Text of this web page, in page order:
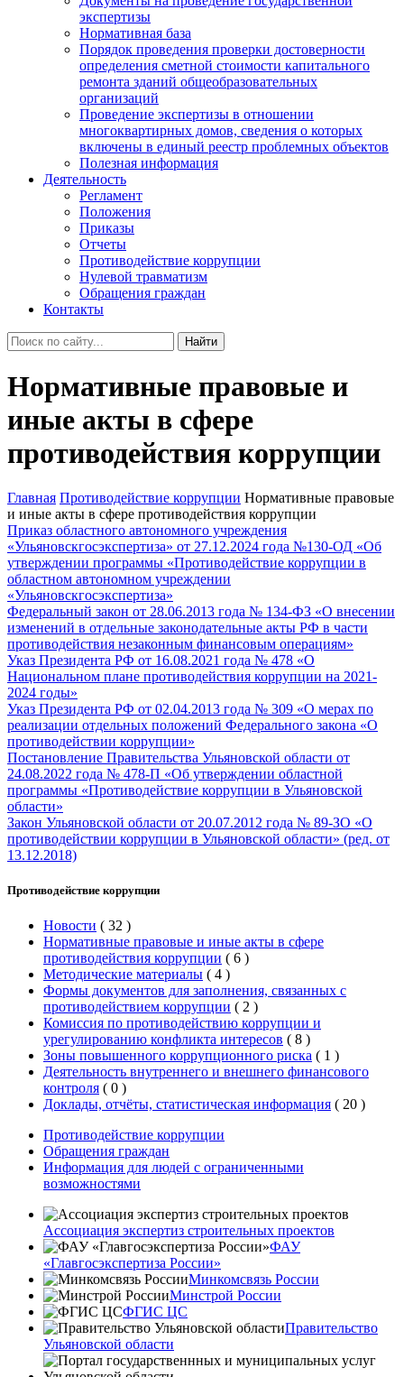
экспертизы
Нормативная база
Порядок проведения проверки достоверности
определения сметной стоимости капитального
ремонта зданий общеобразовательных
организаций
Проведение экспертизы в отношении
многоквартирных домов, сведения о которых
включены в единый реестр проблемных объектов
Полезная информация
Деятельность
Регламент
Положения
Приказы
Отчеты
Противодействие коррупции
Нулевой травматизм
Обращения граждан
Контакты
Найти
Нормативные правовые и
иные акты в сфере
противодействия коррупции
Главная Противодействие коррупции Нормативные правовые
и иные акты в сфере противодействия коррупции
Приказ областного автономного учреждения
«Ульяновскгосэкспертиза» от 27.12.2024 года №130-ОД «Об
утверждении программы «Противодействие коррупции в
областном автономном учреждении
«Ульяновскгосэкспертиза»
Федеральный закон от 28.06.2013 года № 134-ФЗ «О внесении
изменений в отдельные законодательные акты РФ в части
противодействия незаконным финансовым операциям»
Указ Президента РФ от 16.08.2021 года № 478 «О
Национальном плане противодействия коррупции на 2021-
2024 годы»
Указ Президента РФ от 02.04.2013 года № 309 «О мерах по
реализации отдельных положений Федерального закона «О
противодействии коррупции»
Постановление Правительства Ульяновской области от
24.08.2022 года № 478-П «Об утверждении областной
программы «Противодействие коррупции в Ульяновской
области»
Закон Ульяновской области от 20.07.2012 года № 89-ЗО «О
противодействии коррупции в Ульяновской области» (ред. от
13.12.2018)
Противодействие коррупции
Новости ( 32 )
Нормативные правовые и иные акты в сфере
противодействия коррупции ( 6 )
Методические материалы ( 4 )
Формы документов для заполнения, связанных с
противодействием коррупции ( 2 )
Комиссия по противодействию коррупции и
урегулированию конфликта интересов ( 8 )
Зоны повышенного коррупционного риска ( 1 )
Деятельность внутреннего и внешнего финансового
контроля ( 0 )
Доклады, отчёты, статистическая информация ( 20 )
Противодействие коррупции
Обращения граждан
Информация для людей с ограниченными
возможностями
Ассоциация экспертиз строительных проектов
ФАУ
«Главгосэкспертиза России»
Минкомсвязь России
Минстрой России
ФГИС ЦС
Правительство
Ульяновской области